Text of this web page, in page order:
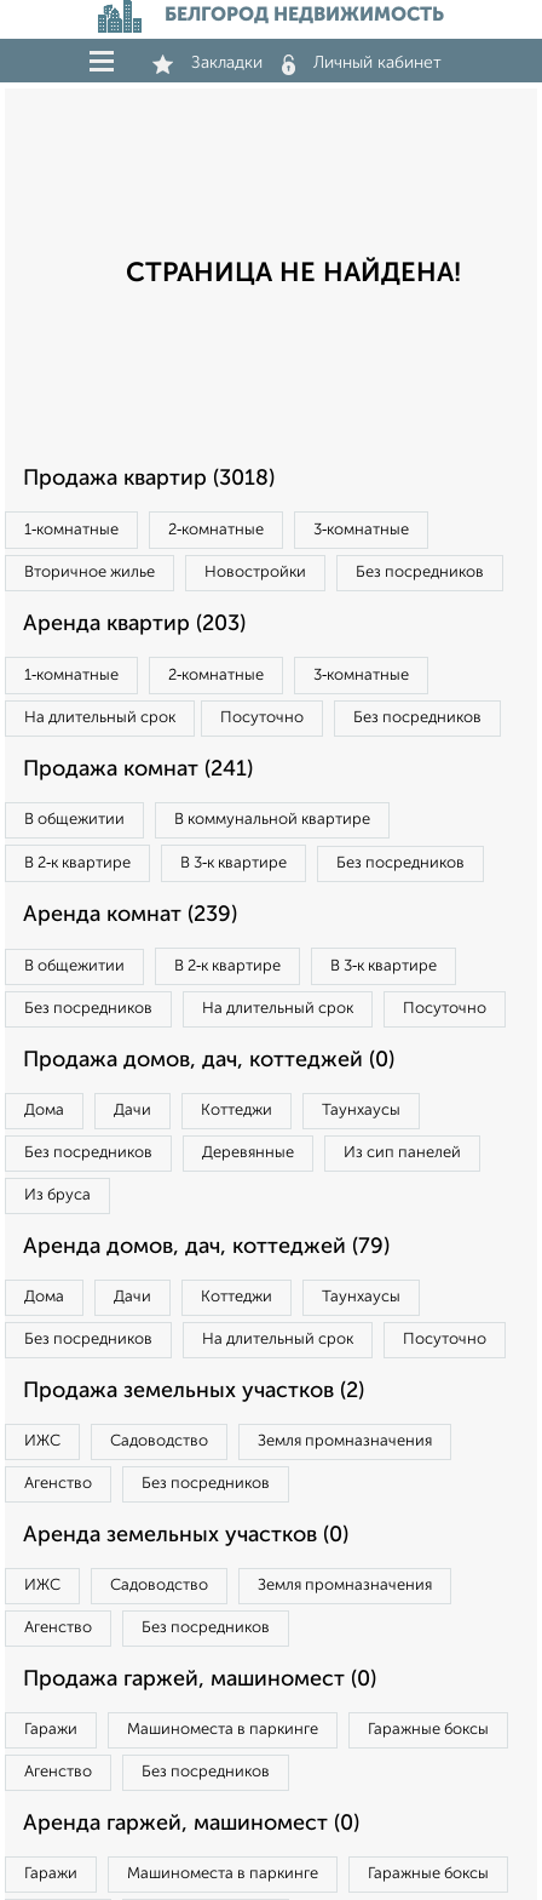
БЕЛГОРОД НЕДВИЖИМОСТЬ
Закладки Личный кабинет
СТРАНИЦА НЕ НАЙДЕНА!
Продажа квартир (3018)
1‑комнатные 2‑комнатные 3‑комнатные
Вторичное жилье Новостройки Без посредников
Аренда квартир (203)
1‑комнатные 2‑комнатные 3‑комнатные
На длительный срок Посуточно Без посредников
Продажа комнат (241)
В общежитии В коммунальной квартире
В 2‑к квартире В 3‑к квартире Без посредников
Аренда комнат (239)
В общежитии В 2‑к квартире В 3‑к квартире
Без посредников На длительный срок Посуточно
Продажа домов, дач, коттеджей (0)
Дома Дачи Коттеджи Таунхаусы
Без посредников Деревянные Из сип панелей
Из бруса
Аренда домов, дач, коттеджей (79)
Дома Дачи Коттеджи Таунхаусы
Без посредников На длительный срок Посуточно
Продажа земельных участков (2)
ИЖС Садоводство Земля промназначения
Агенство Без посредников
Аренда земельных участков (0)
ИЖС Садоводство Земля промназначения
Агенство Без посредников
Продажа гаржей, машиномест (0)
Гаражи Машиноместа в паркинге Гаражные боксы
Агенство Без посредников
Аренда гаржей, машиномест (0)
Гаражи Машиноместа в паркинге Гаражные боксы